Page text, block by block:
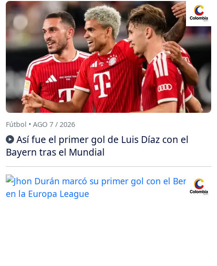
Fútbol • AGO 7 / 2026
Así fue el primer gol de Luis Díaz con el
Bayern tras el Mundial